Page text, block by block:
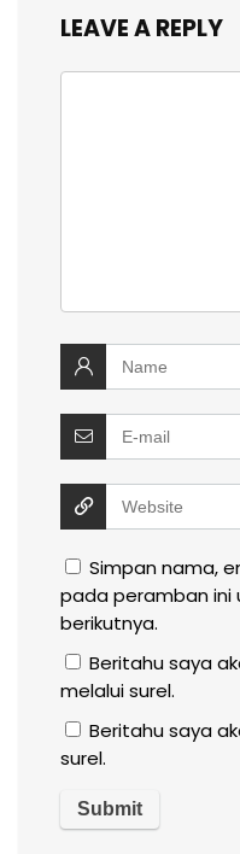
LEAVE A REPLY
Simpan nama,
pada peramban ini
berikutnya.
Beritahu saya
melalui surel.
Beritahu saya
surel.